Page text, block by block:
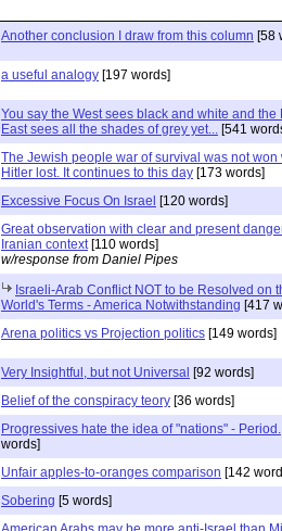
Another conclusion I draw from this column [58
a useful analogy [197 words]
You say the West sees black and white and the
East sees all the shades of grey yet... [541
The Jewish people war of survival was not won
Hitler lost. It continues to this day [173 words]
Excessive Focus On Israel [120 words]
Great observation with clear and present
Iranian context[110 words]
w/response from Daniel Pipes
Israeli-Arab Conflict NOT to be Resolved on
World's Terms - America Notwithstanding [417
Arena politics vs Projection politics [149 words]
Very Insightful, but not Universal [92 words]
Belief of the conspiracy teory [36 words]
Progressives hate the idea of "nations" - Period.
words]
Unfair apples-to-oranges comparison [142
Sobering [5 words]